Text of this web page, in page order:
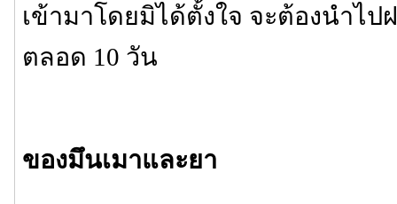
เข้ามาโดยมิได้ตั้งใจ จะต้องนำไป
ตลอด 10 วัน
ของมึนเมาและยา